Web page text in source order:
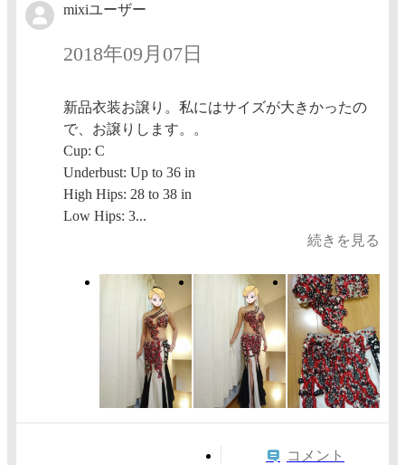
mixiユーザー
2018年09月07日
新品衣装お譲り。私にはサイズが大きかったの
で、お譲りします。。
Cup: C
Underbust: Up to 36 in
High Hips: 28 to 38 in
Low Hips: 3...
続きを見る
コメント